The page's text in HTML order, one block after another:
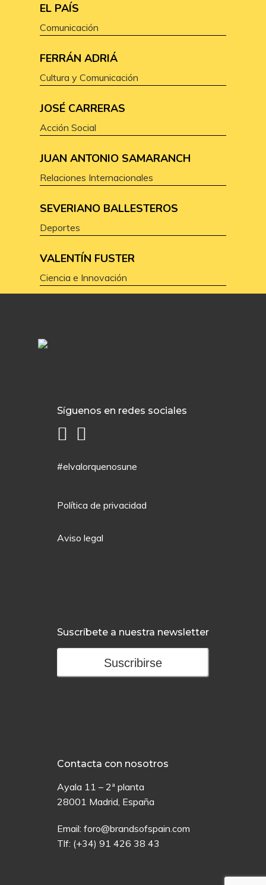
EL PAÍS
Comunicación
FERRÁN ADRIÁ
Cultura y Comunicación
JOSÉ CARRERAS
Acción Social
JUAN ANTONIO SAMARANCH
Relaciones Internacionales
SEVERIANO BALLESTEROS
Deportes
VALENTÍN FUSTER
Ciencia e Innovación
Síguenos en redes sociales
#elvalorquenosune
Política de privacidad
Aviso legal
Suscríbete a nuestra newsletter
Suscribirse
Contacta con nosotros
Ayala 11 – 2ª planta
28001 Madrid, España
Email: foro@brandsofspain.com
Tlf: (+34) 91 426 38 43